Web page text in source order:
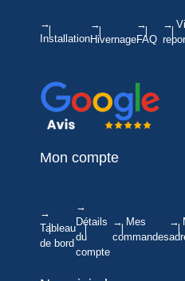
→
Installation
→
Hivernage
→
FAQ
→
Mon compte
→
Tableau
de bord
→
Détails
du
compte
→ Mes
commandes
→